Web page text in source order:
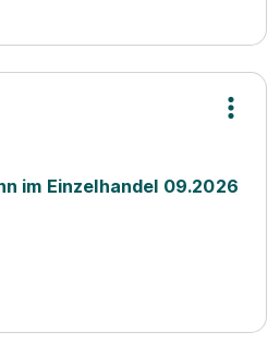
im Einzelhandel 09.2026